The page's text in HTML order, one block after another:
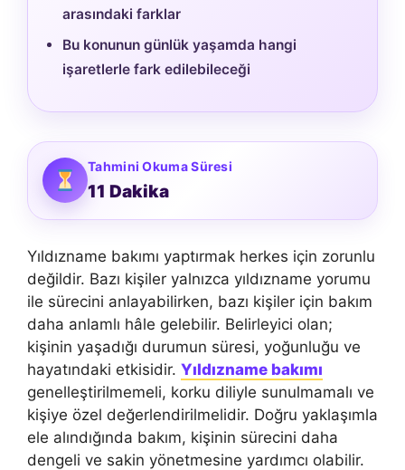
arasındaki farklar
Bu konunun günlük yaşamda hangi
işaretlerle fark edilebileceği
Tahmini Okuma Süresi
11 Dakika
Yıldızname bakımı yaptırmak herkes için zorunlu
değildir. Bazı kişiler yalnızca yıldızname yorumu
ile sürecini anlayabilirken, bazı kişiler için bakım
daha anlamlı hâle gelebilir. Belirleyici olan;
kişinin yaşadığı durumun süresi, yoğunluğu ve
hayatındaki etkisidir. Yıldızname bakımı
genelleştirilmemeli, korku diliyle sunulmamalı ve
kişiye özel değerlendirilmelidir. Doğru yaklaşımla
ele alındığında bakım, kişinin sürecini daha
dengeli ve sakin yönetmesine yardımcı olabilir.